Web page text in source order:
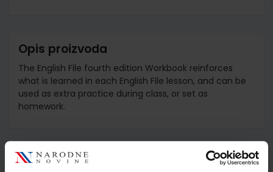
Opis proizvoda
The English File fourth edition Workbook reinforces
what is learned in each English File lesson, and can be
used as extra practice during class, or set as
homework.
Detalji proizvoda